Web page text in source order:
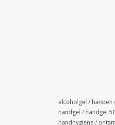
alcoholgel / handen
handgel / handgel
handhygiene /